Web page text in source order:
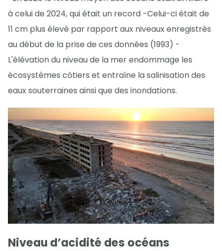
à celui de 2024, qui était un record -Celui-ci était de
11 cm plus élevé par rapport aux niveaux enregistrés
au début de la prise de ces données (1993) -
L'élévation du niveau de la mer endommage les
écosystèmes côtiers et entraîne la salinisation des
eaux souterraines ainsi que des inondations.
Niveau d’acidité des océans